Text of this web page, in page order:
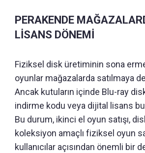
PERAKENDE
LİSANS DÖNEMİ
Fiziksel disk üretiminin sona
oyunlar mağazalarda satılmaya
Ancak kutuların içinde Blu-ray
indirme kodu veya dijital lisans
Bu durum, ikinci el oyun satışı,
koleksiyon amaçlı fiziksel oyun
kullanıcılar açısından önemli bir